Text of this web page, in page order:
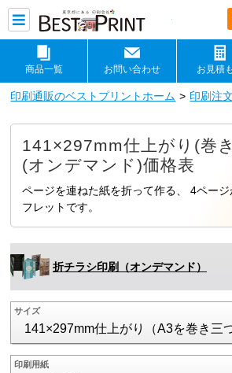
印刷通販
商品一覧 お問い合わせ お見積
印刷通販のベストプリントホーム 印刷注文
141×297mm仕上がり(巻
(オンデマンド)価格表
ページを連ねた紙を折って作る、 4ペー
フレットです。
折チラシ印刷（オンデマンド）
サイズ
141×297mm仕上がり（A3を巻き三
印刷用紙